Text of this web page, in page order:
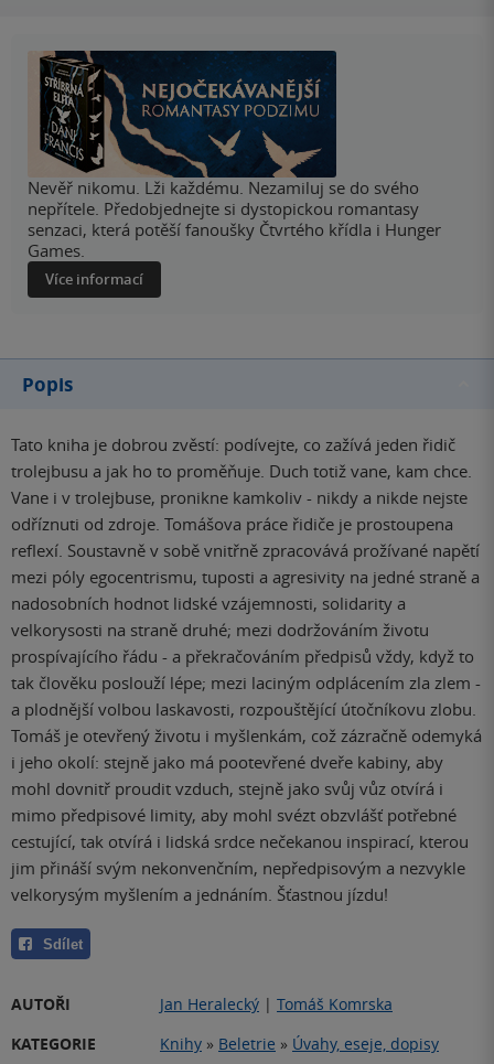
Nevěř nikomu. Lži každému. Nezamiluj se do svého
nepřítele. Předobjednejte si dystopickou romantasy
senzaci, která potěší fanoušky Čtvrtého křídla i Hunger
Games.
Více informací
Popis
Tato kniha je dobrou zvěstí: podívejte, co zažívá jeden řidič
trolejbusu a jak ho to proměňuje. Duch totiž vane, kam chce.
Vane i v trolejbuse, pronikne kamkoliv - nikdy a nikde nejste
odříznuti od zdroje. Tomášova práce řidiče je prostoupena
reflexí. Soustavně v sobě vnitřně zpracovává prožívané napětí
mezi póly egocentrismu, tuposti a agresivity na jedné straně a
nadosobních hodnot lidské vzájemnosti, solidarity a
velkorysosti na straně druhé; mezi dodržováním životu
prospívajícího řádu - a překračováním předpisů vždy, když to
tak člověku poslouží lépe; mezi laciným odplácením zla zlem -
a plodnější volbou laskavosti, rozpouštějící útočníkovu zlobu.
Tomáš je otevřený životu i myšlenkám, což zázračně odemyká
i jeho okolí: stejně jako má pootevřené dveře kabiny, aby
mohl dovnitř proudit vzduch, stejně jako svůj vůz otvírá i
mimo předpisové limity, aby mohl svézt obzvlášť potřebné
cestující, tak otvírá i lidská srdce nečekanou inspirací, kterou
jim přináší svým nekonvenčním, nepředpisovým a nezvykle
velkorysým myšlením a jednáním. Šťastnou jízdu!
Sdílet
AUTOŘI Jan Heralecký | Tomáš Komrska
KATEGORIE
Knihy » Beletrie » Úvahy, eseje, dopisy